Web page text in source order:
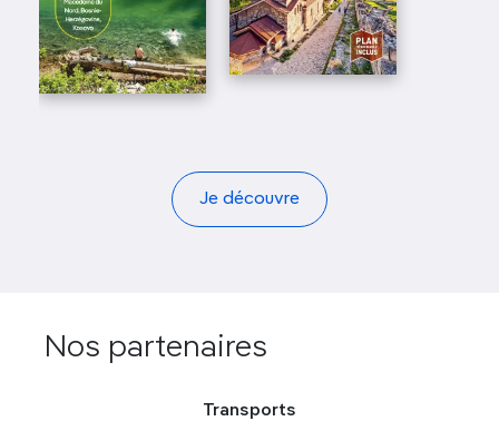
Je découvre
Nos partenaires
Transports